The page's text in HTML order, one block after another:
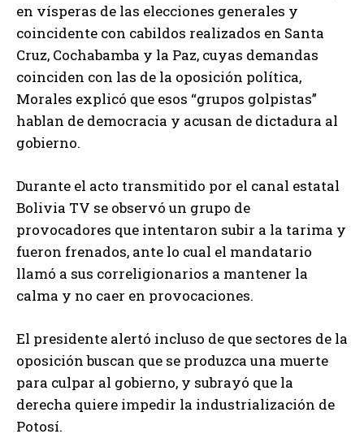
en vísperas de las elecciones generales y
coincidente con cabildos realizados en Santa
Cruz, Cochabamba y la Paz, cuyas demandas
coinciden con las de la oposición política,
Morales explicó que esos “grupos golpistas”
hablan de democracia y acusan de dictadura al
gobierno.
Durante el acto transmitido por el canal estatal
Bolivia TV se observó un grupo de
provocadores que intentaron subir a la tarima y
fueron frenados, ante lo cual el mandatario
llamó a sus correligionarios a mantener la
calma y no caer en provocaciones.
El presidente alertó incluso de que sectores de la
oposición buscan que se produzca una muerte
para culpar al gobierno, y subrayó que la
derecha quiere impedir la industrialización de
Potosí.